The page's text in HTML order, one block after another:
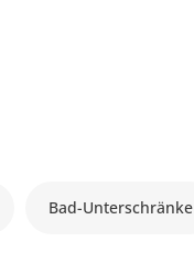
Bad-Unterschränke